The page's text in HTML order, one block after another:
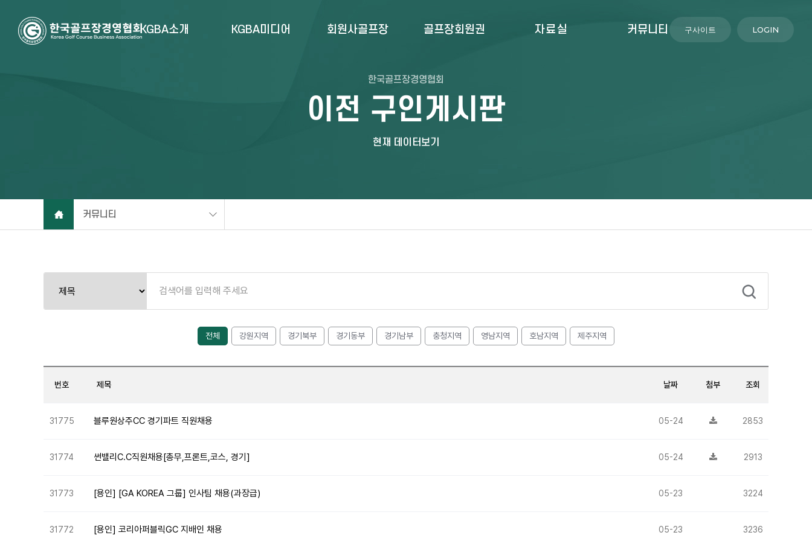
KGBA소개 KGBA미디어 회원사골프장 골프장회원권 자료실 커뮤니티 LOGIN
구사이트
한국골프장경영협회
이전 구인게시판
현재 데이터보기
커뮤니티
전체 강원지역 경기북부 경기동부 경기남부 충청지역 영남지역 호남지역 제주지역
번호 제목 날짜 첨부 조회
31775 블루원상주CC 경기파트 직원채용 05-24 2853
31774 썬밸리C.C직원채용[총무,프론트,코스, 경기] 05-24 2913
31773 [용인] [GA KOREA 그룹] 인사팀 채용(과장급) 05-23 3224
31772 [용인] 코리아퍼블릭GC 지배인 채용 05-23 3236